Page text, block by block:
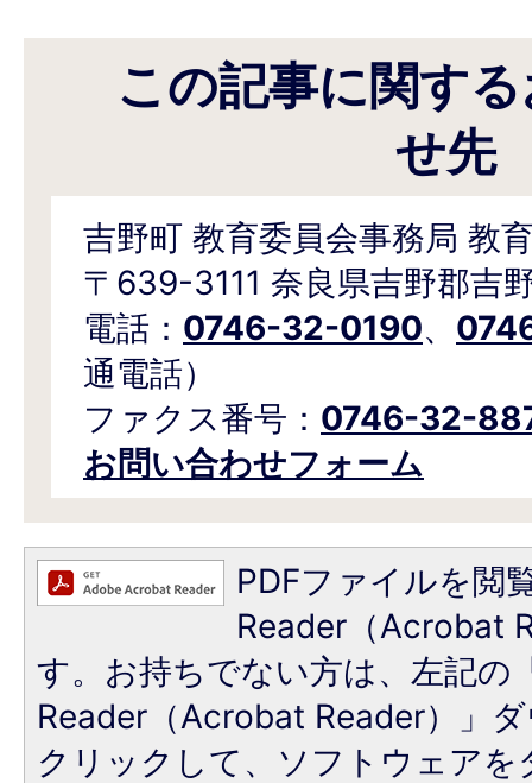
この記事に関す
せ先
吉野町 教育委員会事務局 教
〒639-3111 奈良県吉野郡吉
電話： 0746-32-0190、
通電話）
ファクス番号： 0746-32-
お問い合わせフォーム
PDFファイルを閲
Reader（Acrobat
す。お持ちでない方は、左記の
Reader（Acrobat Reader）」
クリックして、ソフトウェア